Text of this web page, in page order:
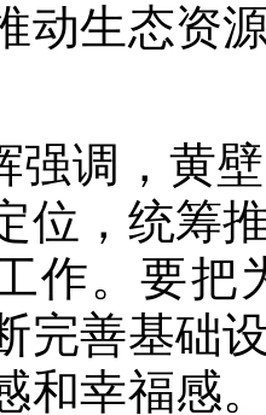
动生态资
强调，黄
位，统筹
作。要把
完善基础
和幸福感